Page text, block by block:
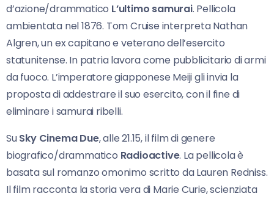
d’azione/drammatico L’ultimo samurai. Pellicola
ambientata nel 1876. Tom Cruise interpreta Nathan
Algren, un ex capitano e veterano dell’esercito
statunitense. In patria lavora come pubblicitario di armi
da fuoco. L’imperatore giapponese Meiji gli invia la
proposta di addestrare il suo esercito, con il fine di
eliminare i samurai ribelli.
SuSky Cinema Due, alle 21.15, il film di genere
biografico/drammatico Radioactive. La pellicola è
basata sul romanzo omonimo scritto da Lauren Redniss.
Il film racconta la storia vera di Marie Curie, scienziata